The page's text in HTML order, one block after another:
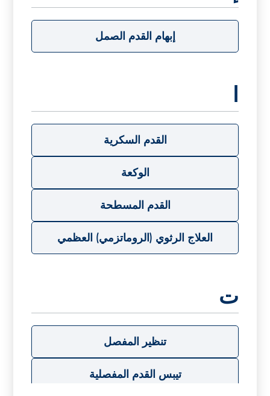
إبهام القدم الصمل
القدم السكرية
الوكعة
القدم المسطحة
العلاج الرثوي (الروماتزمي) العظمي
ت
تنظير المفصل
تيبس القدم المفصلية